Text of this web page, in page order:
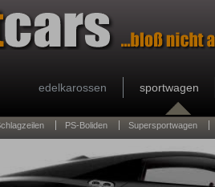
edelkarossen sportwagen
PS-Boliden Supersportwagen